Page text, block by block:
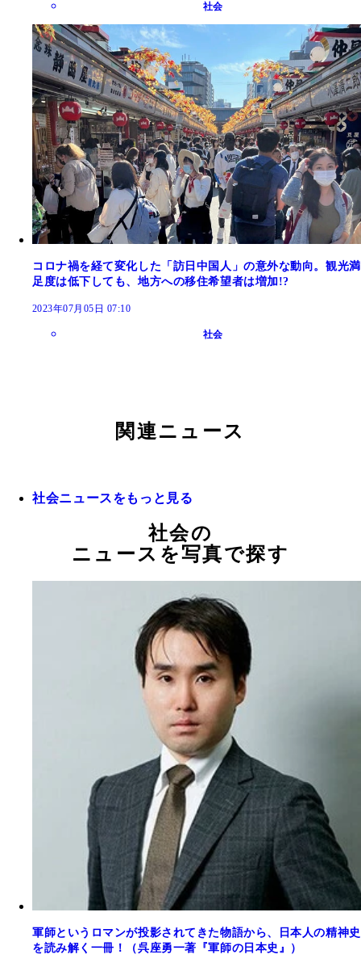
社会
コロナ禍を経て変化した「訪日中国人」の意外な動向。観光満
足度は低下しても、地方への移住希望者は増加!?
2023年07月05日 07:10
社会
関連ニュース
社会ニュースをもっと見る
社会の
ニュースを写真で探す
軍師というロマンが投影されてきた物語から、日本人の精神史
を読み解く一冊！（呉座勇一著『軍師の日本史』）